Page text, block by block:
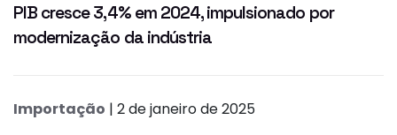
PIB cresce 3,4% em 2024, impulsionado por
modernização da indústria
Importação | 2 de janeiro de 2025